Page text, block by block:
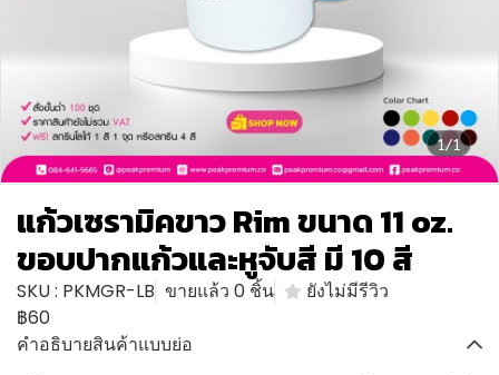
1/1
แก้วเซรามิคขาว Rim ขนาด 11 oz.
ขอบปากแก้วและหูจับสี มี 10 สี
SKU : PKMGR-LB ขายแล้ว 0 ชิ้น
ยังไม่มีรีวิว
฿60
คำอธิบายสินค้าแบบย่อ